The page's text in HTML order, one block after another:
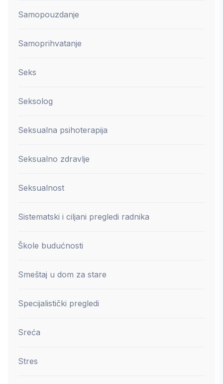
Samopouzdanje
Samoprihvatanje
Seks
Seksolog
Seksualna psihoterapija
Seksualno zdravlje
Seksualnost
Sistematski i ciljani pregledi radnika
Škole budućnosti
Smeštaj u dom za stare
Specijalistički pregledi
Sreća
Stres